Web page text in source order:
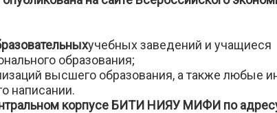
учебных заведений и учащиеся
образования;
высшего образования, а также любые
написании.
корпусе БИТИ НИЯУ МИФИ по